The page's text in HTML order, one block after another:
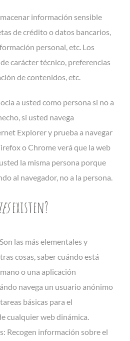
información sensible
de crédito o datos bancarios,
personal, etc. Los
carácter técnico, preferencias
de contenidos, etc.
a usted como persona si no a
si usted navega
Explorer y prueba a navegar
o Chrome verá que la web
la misma persona porque
al navegador, no a la persona.
existen?
las más elementales y
cosas, saber cuándo está
o una aplicación
navega un usuario anónimo
básicas para el
cualquier web dinámica.
Recogen información sobre el